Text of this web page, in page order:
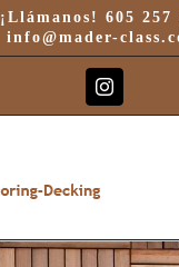
¡Llámanos! 605 257
info@mader-
Instagram